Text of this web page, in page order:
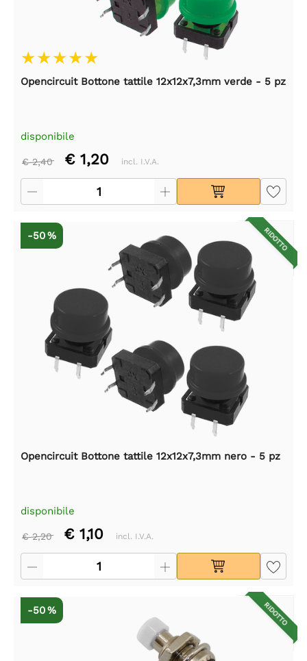
Opencircuit Bottone tattile 12x12x7,3mm verde - 5 pz
disponibile
€ 2,40 € 1,20 incl. I.V.A.
RIDOTTO
-50 %
Opencircuit Bottone tattile 12x12x7,3mm nero - 5 pz
disponibile
€ 2,20 € 1,10 incl. I.V.A.
RIDOTTO
-50 %